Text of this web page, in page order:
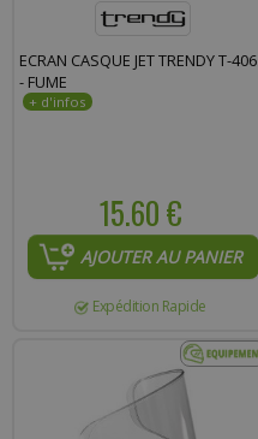
ECRAN CASQUE JET TRENDY T-406
- FUME
15.60 €
AJOUTER AU PANIER
Expédition Rapide